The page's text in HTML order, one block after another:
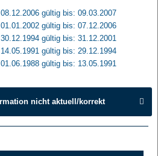
gültig bis: 09.03.2007
gültig bis: 07.12.2006
gültig bis: 31.12.2001
gültig bis: 29.12.1994
gültig bis: 13.05.1991
nicht aktuell/korrekt